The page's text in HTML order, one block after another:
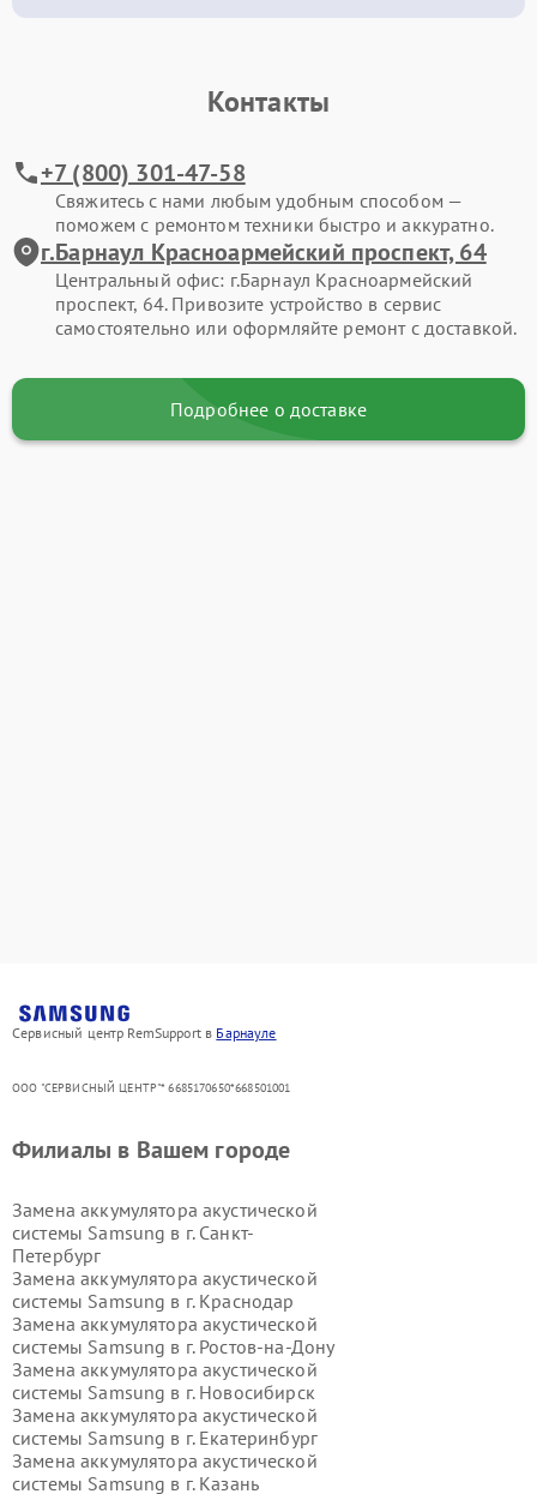
Контакты
+7 (800) 301-47-58
Свяжитесь с нами любым удобным способом —
поможем с ремонтом техники быстро и аккуратно.
г.Барнаул Красноармейский проспект, 64
Центральный офис: г.Барнаул Красноармейский
проспект, 64. Привозите устройство в сервис
самостоятельно или оформляйте ремонт с доставкой.
Подробнее о доставке
Сервисный центр RemSupport в Барнауле
ООО "СЕРВИСНЫЙ ЦЕНТР"* 6685170650*668501001
Филиалы в Вашем городе
Замена аккумулятора акустической
системы Samsung в г. Санкт-
Петербург
Замена аккумулятора акустической
системы Samsung в г. Краснодар
Замена аккумулятора акустической
системы Samsung в г. Ростов-на-Дону
Замена аккумулятора акустической
системы Samsung в г. Новосибирск
Замена аккумулятора акустической
системы Samsung в г. Екатеринбург
Замена аккумулятора акустической
системы Samsung в г. Казань